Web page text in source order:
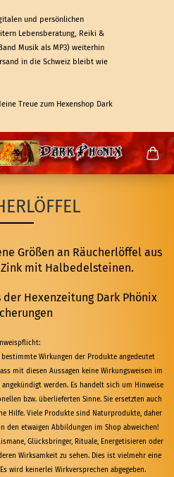
und persönlichen
Lebensberatung, Reiki &
Musik als MP3) weiterhin
in die Schweiz bleibt wie
Treue zum Hexenshop Dark
Größen an Räucherlöffel aus
Zink mit Halbedelsteinen.
Hexenzeitung Dark Phönix
Wirkungen der Produkte angedeutet
mit diesen Aussagen keine Wirkungsweisen im
werden. Es handelt sich um Hinweise
bzw. überlieferten Sinne. Sie ersetzten auch
Hilfe. Viele Produkte sind Naturprodukte, daher
den etwaigen Abbildungen im Shop abweichen!
Glücksbringer, Rituale, Energetisieren oder
Wirksamkeit zu sehen. Dies ist vielmehr eine
wird keinerlei Wirkversprechen abgegeben.